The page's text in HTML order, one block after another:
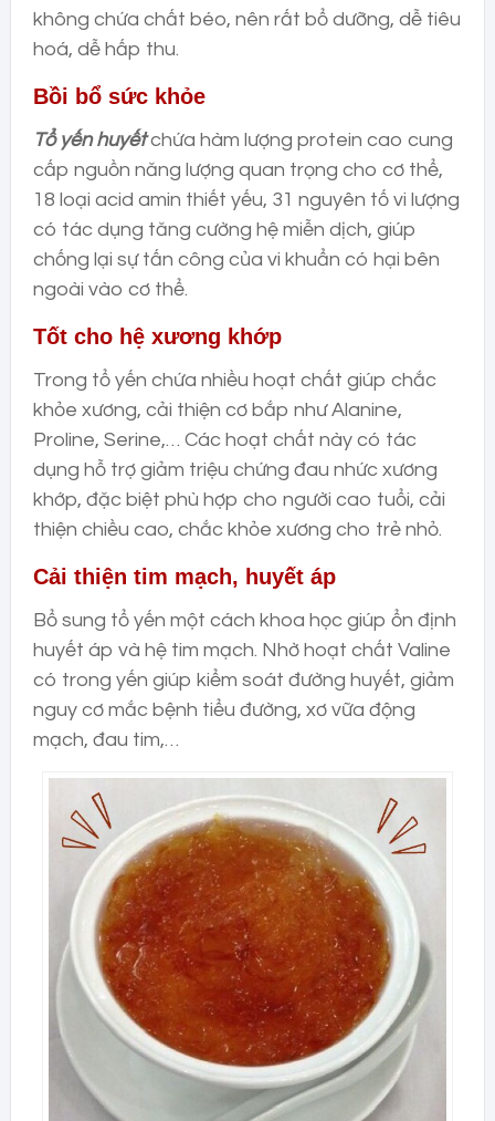
không chứa chất béo, nên rất bổ dưỡng, dễ tiêu
hoá, dễ hấp thu.
Bồi bổ sức khỏe
Tổ yến huyết chứa hàm lượng protein cao cung
cấp nguồn năng lượng quan trọng cho cơ thể,
18 loại acid amin thiết yếu, 31 nguyên tố vi lượng
có tác dụng tăng cường hệ miễn dịch, giúp
chống lại sự tấn công của vi khuẩn có hại bên
ngoài vào cơ thể.
Tốt cho hệ xương khớp
Trong tổ yến chứa nhiều hoạt chất giúp chắc
khỏe xương, cải thiện cơ bắp như Alanine,
Proline, Serine,… Các hoạt chất này có tác
dụng hỗ trợ giảm triệu chứng đau nhức xương
khớp, đặc biệt phù hợp cho người cao tuổi, cải
thiện chiều cao, chắc khỏe xương cho trẻ nhỏ.
Cải thiện tim mạch, huyết áp
Bổ sung tổ yến một cách khoa học giúp ổn định
huyết áp và hệ tim mạch. Nhờ hoạt chất Valine
có trong yến giúp kiểm soát đường huyết, giảm
nguy cơ mắc bệnh tiểu đường, xơ vữa động
mạch, đau tim,…